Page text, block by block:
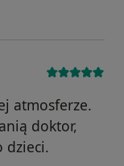
atmosferze.
doktor,
dzieci.